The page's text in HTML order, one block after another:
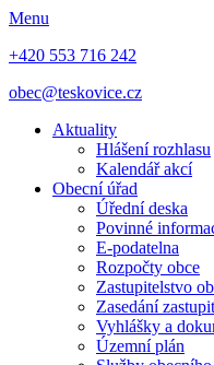
Menu
+420 553 716 242
obec@teskovice.cz
Aktuality
Hlášení rozhlasu
Kalendář akcí
Obecní úřad
Úřední deska
Povinné
E-podatelna
Rozpočty obce
Zastupitelstvo
Zasedání
Vyhlášky a
Územní plán